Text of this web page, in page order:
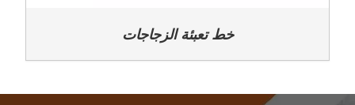
خط تعبئة الزجاجات